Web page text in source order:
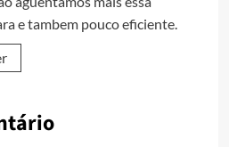
e tambem pouco eficiente.